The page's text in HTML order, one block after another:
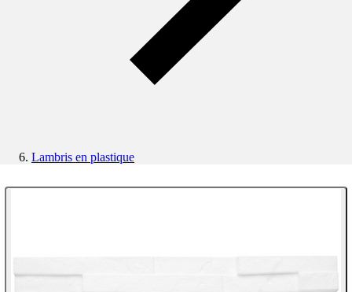
Lambris en plastique